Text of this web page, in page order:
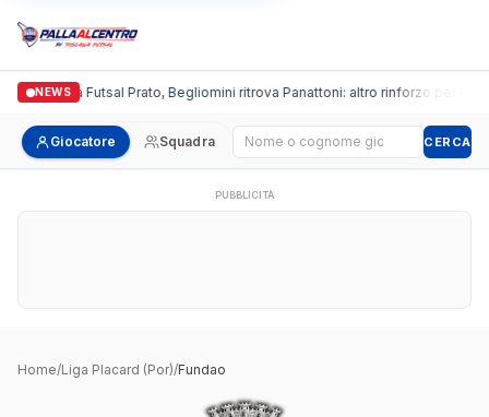
NEWS
Italgronda Futsal Prato, Begliomini ritrova Panattoni: altro rinforzo per i
Giocatore Squadra Cerca giocatore CERCA
PUBBLICITÀ
Home/Liga Placard (Por)/Fundao